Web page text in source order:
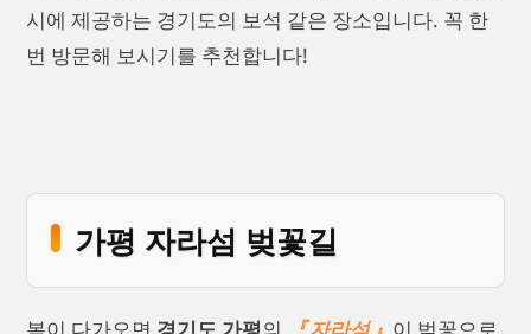
시에 제공하는 경기도의 보석 같은 장소입니다. 꼭 한
번 방문해 보시기를 추천합니다!
가평 자라섬 벚꽃길